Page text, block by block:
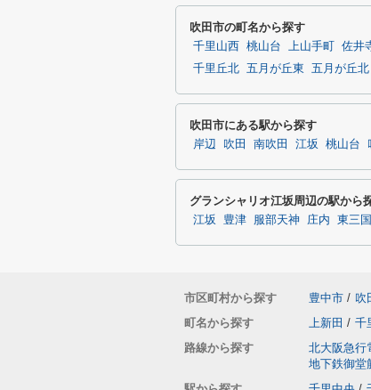
吹田市の町名から探す
千里山西 桃山台 上山手町 佐井
千里丘北 五月が丘東 五月が丘北
吹田市にある駅から探す
岸辺 吹田 南吹田 江坂 桃山台
グランシャリオ江坂周辺の駅から
江坂 豊津 服部天神 庄内 東三国
市区町村から探す 豊中市 / 吹
町名から探す
上新田 / 千
路線から探す
北大阪急行
地下鉄御堂